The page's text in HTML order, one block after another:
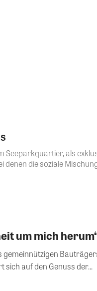
Seeparkquartier, als
denen die soziale
um mich
sich auf den Genuss der...